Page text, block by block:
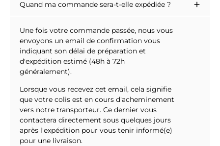
Quand ma commande sera-t-elle expédiée ?
Une fois votre commande passée, nous vous
envoyons un email de confirmation vous
indiquant son délai de préparation et
d'expédition estimé (48h à 72h
généralement).
Lorsque vous recevez cet email, cela signifie
que votre colis est en cours d'acheminement
vers notre transporteur. Ce dernier vous
contactera directement sous quelques jours
après l'expédition pour vous tenir informé(e)
pour une livraison.